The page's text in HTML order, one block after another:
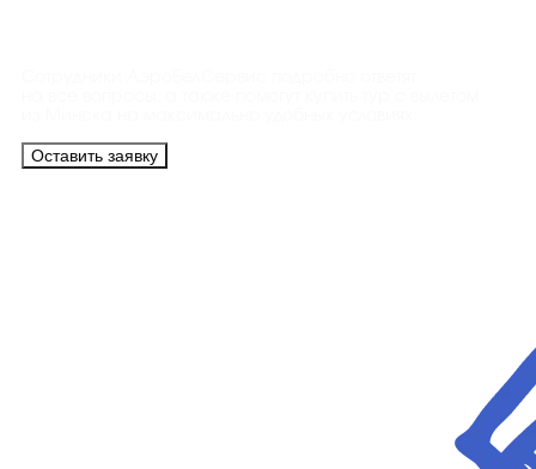
Оставить заявку